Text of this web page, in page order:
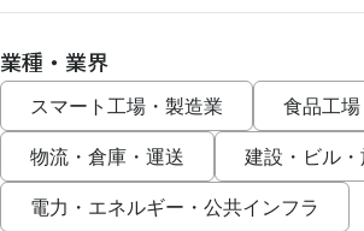
業種・業界
スマート工場・製造業 食品工
物流・倉庫・運送 建設・ビル
電力・エネルギー・公共インフラ